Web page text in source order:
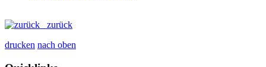
zurück
drucken nach oben